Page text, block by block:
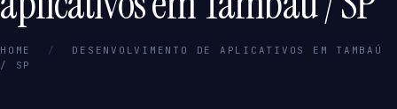
HOME /
DESENVOLVIMENTO DE APLICATIVOS EM TAMBAÚ
/ SP